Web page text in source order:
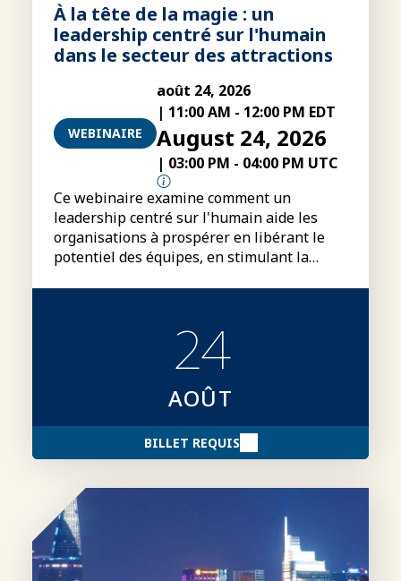
À la tête de la magie : un
leadership centré sur l'humain
dans le secteur des attractions
WEBINAIRE
août 24, 2026
| 11:00 AM - 12:00 PM EDT
August 24, 2026
| 03:00 PM - 04:00 PM UTC
Ce webinaire examine comment un
leadership centré sur l'humain aide les
organisations à prospérer en libérant le
potentiel des équipes, en stimulant la
24
AOÛT
BILLET REQUIS